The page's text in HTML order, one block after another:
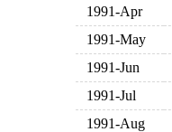
1991-Apr
1991-May
1991-Jun
1991-Jul
1991-Aug